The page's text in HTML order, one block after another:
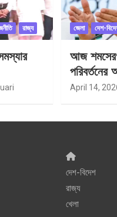
রাজ্য জেলা দেশ-
আজ
পরিবর্তনের
April 14,
দেশ-বিদেশ
রাজ্য
খেলা